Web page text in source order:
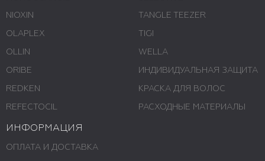
NIOXIN
OLAPLEX
OLLIN
ORIBE
REDKEN
REFECTOCIL
TANGLE TEEZER
TIGI
WELLA
ИНДИВИДУАЛЬНАЯ ЗАЩИТА
КРАСКА ДЛЯ ВОЛОС
РАСХОДНЫЕ МАТЕРИАЛЫ
ИНФОРМАЦИЯ
ОПЛАТА И ДОСТАВКА